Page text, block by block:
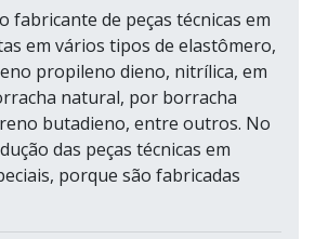
fabricante de peças técnicas em
em vários tipos de elastômero,
propileno dieno, nitrílica, em
natural, por borracha
butadieno, entre outros. No
das peças técnicas em
porque são fabricadas